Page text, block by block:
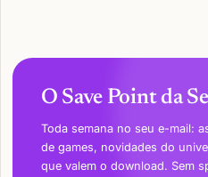
O Save Point da
Toda semana no seu e-mail:
de games, novidades do
que valem o download. Sem